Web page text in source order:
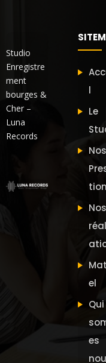
Studio
Enregistre
ment
bourges &
Cher –
Luna
Records
l
Le
Nos
Nos
el
Qui
es